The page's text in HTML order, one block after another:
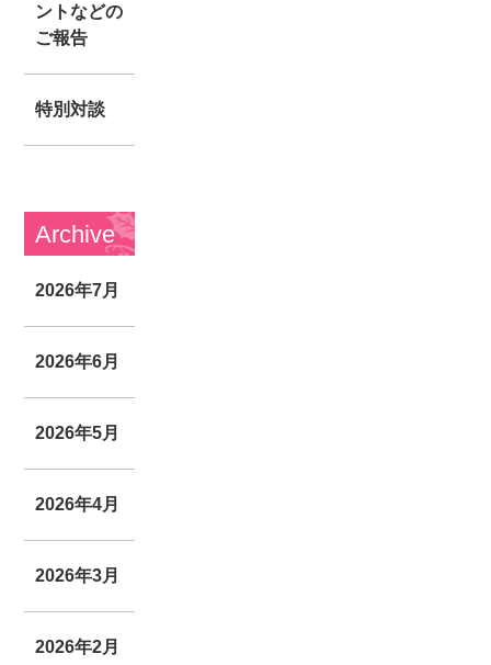
ントなどの
ご報告
特別対談
Archive
2026年7月
2026年6月
2026年5月
2026年4月
2026年3月
2026年2月